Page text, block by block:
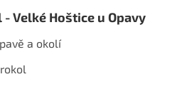
Velké Hoštice u Opavy
a okolí